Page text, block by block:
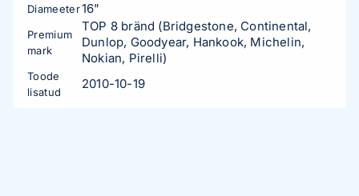
Diameeter16"
Premium
mark
TOP 8 bränd (Bridgestone, Continental,
Dunlop, Goodyear, Hankook, Michelin,
Nokian, Pirelli)
Toode
lisatud
2010-10-19